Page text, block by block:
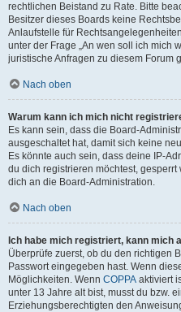
rechtlichen Beistand zu Rate. Bitte
Besitzer dieses Boards keine
Anlaufstelle für
unter der Frage „An wen soll ich mich
juristische Anfragen zu diesem Forum
Nach oben
Warum kann ich mich nicht
Es kann sein, dass die Board-
ausgeschaltet hat, damit sich keine
Es könnte auch sein, dass deine IP-
du dich registrieren möchtest,
dich an die Board-Administration.
Nach oben
Ich habe mich registriert, kann mich
Überprüfe zuerst, ob du den richtigen
Passwort eingegeben hast. Wenn
Möglichkeiten. Wenn COPPA aktiviert
unter 13 Jahre alt bist, musst du bzw.
Erziehungsberechtigten den